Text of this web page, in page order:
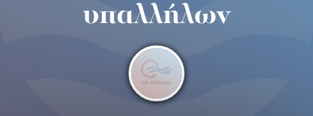
υπαλλήλων